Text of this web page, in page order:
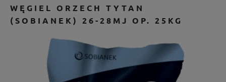
WĘGIEL ORZECH TYTAN
(SOBIANEK) 26-28MJ OP. 25KG